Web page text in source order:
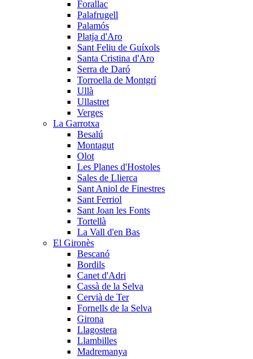
Forallac
Palafrugell
Palamós
Platja d'Aro
Sant Feliu de Guíxols
Santa Cristina d'Aro
Serra de Daró
Torroella de Montgrí
Ullà
Ullastret
Verges
La Garrotxa
Besalú
Montagut
Olot
Les Planes d'Hostoles
Sales de Llierca
Sant Aniol de Finestres
Sant Ferriol
Sant Joan les Fonts
Tortellà
La Vall d'en Bas
El Gironès
Bescanó
Bordils
Canet d'Adri
Cassà de la Selva
Cervià de Ter
Fornells de la Selva
Girona
Llagostera
Llambilles
Madremanya